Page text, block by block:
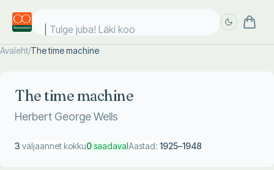
Tulge juba! Läki kool
Avaleht/The time machine
The time machine
Herbert George Wells
3 väljaannet kokku0saadavalAastad: 1925–1948